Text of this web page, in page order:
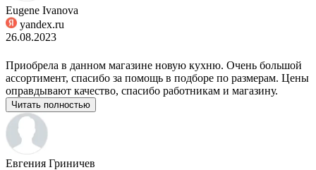
Eugene Ivanova
yandex.ru
26.08.2023
Приобрела в данном магазине новую кухню. Очень большой
ассортимент, спасибо за помощь в подборе по размерам. Цены
оправдывают качество, спасибо работникам и магазину.
Читать полностью
Евгения Гриничев